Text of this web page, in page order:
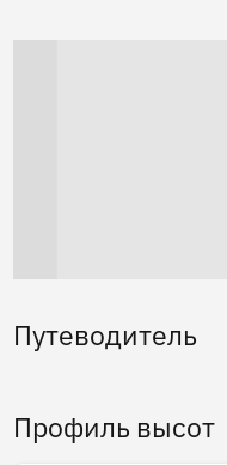
Путеводитель
Профиль высот